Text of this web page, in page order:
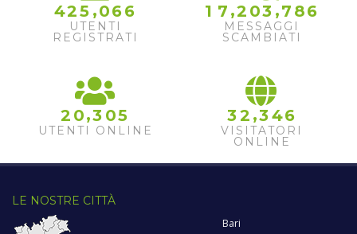
425 ,066
UTENTI
REGISTRATI
1 7 ,2 03 ,7 86
MESSAGGI
SCAMBIATI
2 0,3 05
UTENTI ONLINE
32 ,346
VISITATORI
ONLINE
LE NOSTRE CITTÀ
Bari